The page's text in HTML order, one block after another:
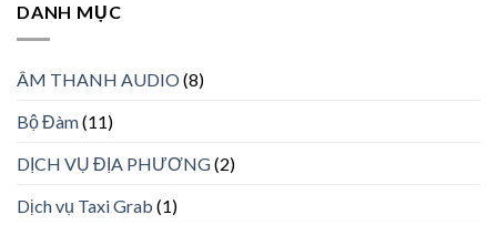
DANH MỤC
ÂM THANH AUDIO(8)
Bộ Đàm(11)
DỊCH VỤ ĐỊA PHƯƠNG(2)
Dịch vụ Taxi Grab (1)